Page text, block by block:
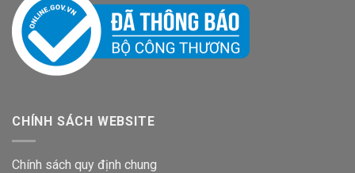
CHÍNH SÁCH WEBSITE
Chính sách quy định chung